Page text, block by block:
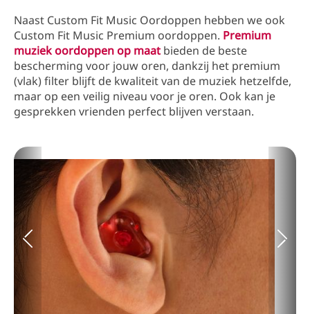
Naast Custom Fit Music Oordoppen hebben we ook
Custom Fit Music Premium oordoppen. Premium
muziek oordoppen op maat bieden de beste
bescherming voor jouw oren, dankzij het premium
(vlak) filter blijft de kwaliteit van de muziek hetzelfde,
maar op een veilig niveau voor je oren. Ook kan je
gesprekken vrienden perfect blijven verstaan.